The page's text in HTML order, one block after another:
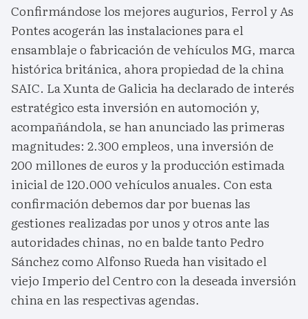
Confirmándose los mejores augurios, Ferrol y As
Pontes acogerán las instalaciones para el
ensamblaje o fabricación de vehículos MG, marca
histórica británica, ahora propiedad de la china
SAIC. La Xunta de Galicia ha declarado de interés
estratégico esta inversión en automoción y,
acompañándola, se han anunciado las primeras
magnitudes: 2.300 empleos, una inversión de
200 millones de euros y la producción estimada
inicial de 120.000 vehículos anuales. Con esta
confirmación debemos dar por buenas las
gestiones realizadas por unos y otros ante las
autoridades chinas, no en balde tanto Pedro
Sánchez como Alfonso Rueda han visitado el
viejo Imperio del Centro con la deseada inversión
china en las respectivas agendas.